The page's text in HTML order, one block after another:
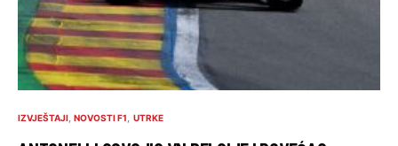
IZVJEŠTAJI NOVOSTI F1 UTRKE